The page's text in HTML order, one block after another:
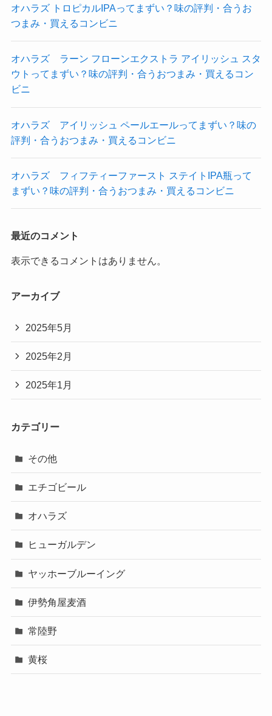
オハラズ トロピカルIPAってまずい？味の評判・合うお
つまみ・買えるコンビニ
オハラズ ラーン フローンエクストラ アイリッシュ スタ
ウトってまずい？味の評判・合うおつまみ・買えるコン
ビニ
オハラズ アイリッシュ ペールエールってまずい？味の
評判・合うおつまみ・買えるコンビニ
オハラズ フィフティーファースト ステイトIPA瓶って
まずい？味の評判・合うおつまみ・買えるコンビニ
最近のコメント
表示できるコメントはありません。
アーカイブ
2025年5月
2025年2月
2025年1月
カテゴリー
その他
エチゴビール
オハラズ
ヒューガルデン
ヤッホーブルーイング
伊勢角屋麦酒
常陸野
黄桜